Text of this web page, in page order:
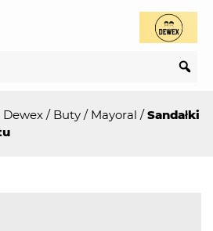
Dewex / Buty / Mayoral /Sandałki